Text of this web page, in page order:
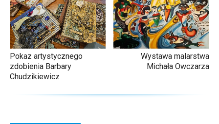
Pokaz artystycznego
zdobienia Barbary
Chudzikiewicz
Wystawa malarstwa
Michała Owczarza